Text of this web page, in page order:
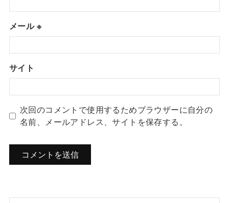
メール※
サイト
次回のコメントで使用するためブラウザーに自分の
名前、メールアドレス、サイトを保存する。